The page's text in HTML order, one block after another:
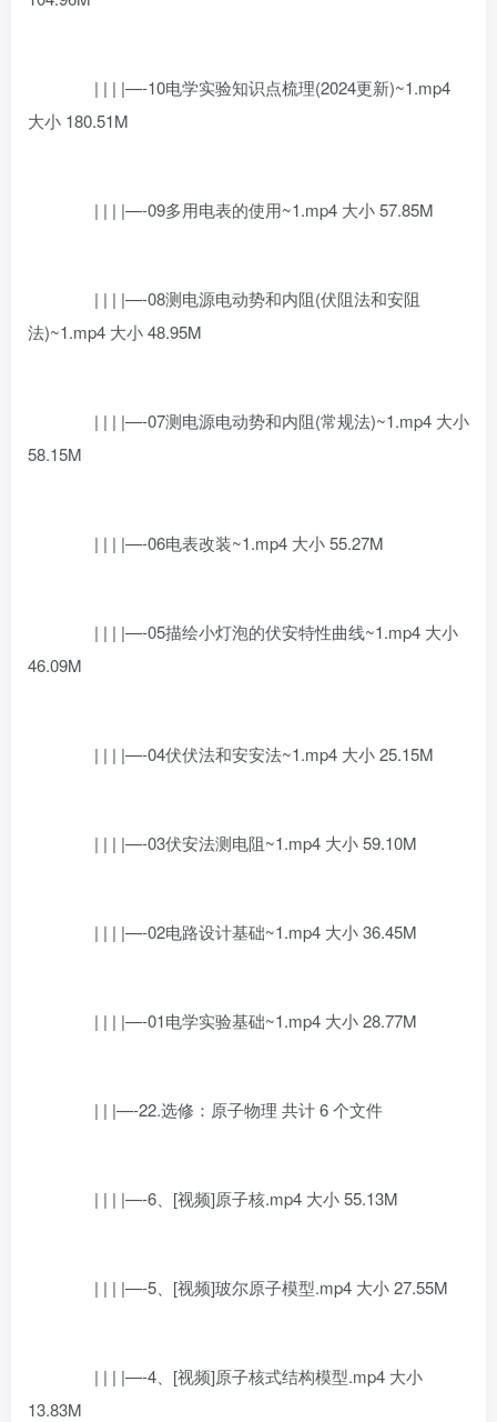
| | | |—-10电学实验知识点梳理(2024更新)~1.mp4
大小 180.51M
| | | |—-09多用电表的使用~1.mp4 大小 57.85M
| | | |—-08测电源电动势和内阻(伏阻法和安阻
法)~1.mp4 大小 48.95M
| | | |—-07测电源电动势和内阻(常规法)~1.mp4 大小
58.15M
| | | |—-06电表改装~1.mp4 大小 55.27M
| | | |—-05描绘小灯泡的伏安特性曲线~1.mp4 大小
46.09M
| | | |—-04伏伏法和安安法~1.mp4 大小 25.15M
| | | |—-03伏安法测电阻~1.mp4 大小 59.10M
| | | |—-02电路设计基础~1.mp4 大小 36.45M
| | | |—-01电学实验基础~1.mp4 大小 28.77M
| | |—-22.选修：原子物理 共计 6 个文件
| | | |—-6、[视频]原子核.mp4 大小 55.13M
| | | |—-5、[视频]玻尔原子模型.mp4 大小 27.55M
| | | |—-4、[视频]原子核式结构模型.mp4 大小
13.83M